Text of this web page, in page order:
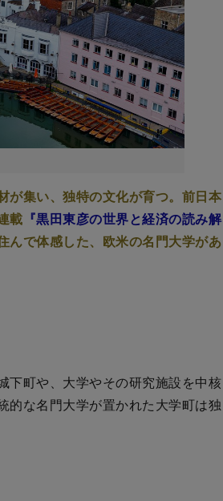
が集い、独特の文化が育つ。前日本
載 『黒田東彦の世界と経済の読み解
んで体感した、欧米の名門大学があ
下町や、大学やその研究施設を中核
的な名門大学が置かれた大学町は独